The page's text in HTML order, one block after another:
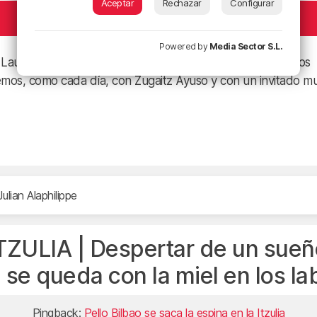
y Amurrio, una etapa «pestosa» en la que los capos
como cada día, con Zugaitz Ayuso y con un invitado
Alaphilippe
| Despertar de un
se queda con la miel en los
Pingback: Pello Bilbao se saca la espina en la Itzulia
Aceptar Rechazar Configurar
Powered by Media Sector S.L.